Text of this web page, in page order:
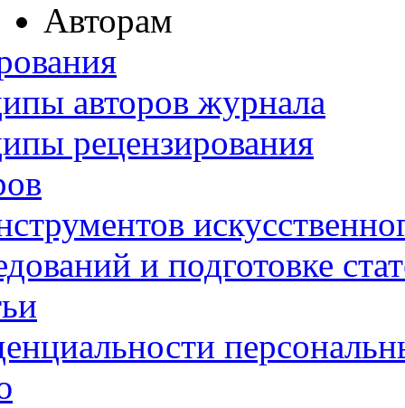
Авторам
авторов журнала
рецензирования
и подготовке